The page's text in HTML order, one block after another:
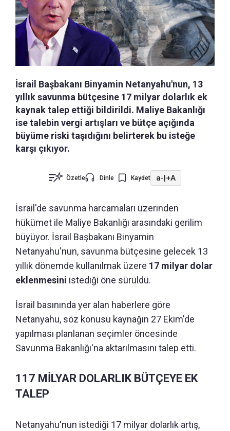
İsrail Başbakanı Binyamin Netanyahu'nun, 13
yıllık savunma bütçesine 17 milyar dolarlık ek
kaynak talep ettiği bildirildi. Maliye Bakanlığı
ise talebin vergi artışları ve bütçe açığında
büyüme riski taşıdığını belirterek bu isteğe
karşı çıkıyor.
Özetle Dinle Kaydet a-|+A
İsrail'de savunma harcamaları üzerinden
hükümet ile Maliye Bakanlığı arasındaki gerilim
büyüyor. İsrail Başbakanı Binyamin
Netanyahu'nun, savunma bütçesine gelecek 13
yıllık dönemde kullanılmak üzere 17 milyar dolar
eklenmesini istediği öne sürüldü.
İsrail basınında yer alan haberlere göre
Netanyahu, söz konusu kaynağın 27 Ekim'de
yapılması planlanan seçimler öncesinde
Savunma Bakanlığı'na aktarılmasını talep etti.
117 MİLYAR DOLARLIK BÜTÇEYE EK
TALEP
Netanyahu'nun istediği 17 milyar dolarlık artış,